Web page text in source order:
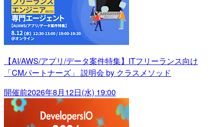
【AI/AWS/アプリ/データ案件特集】ITフリーランス向け
「CMパートナーズ」 説明会 by クラスメソッド
開催前2026年8月12日(水) 19:00